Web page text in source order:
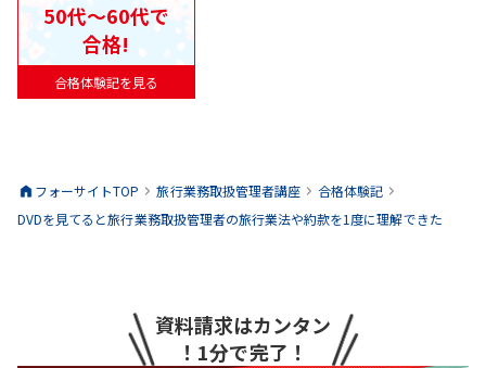
合格体験記を見る
50代〜60代で
合格!
フォーサイトTOP 旅行業務取扱管理者講座
合格体験記
DVDを見てると旅行業務取扱管理者の旅行業法や約款を1度に理解できた
資料請求はカンタン
！1分で完了！